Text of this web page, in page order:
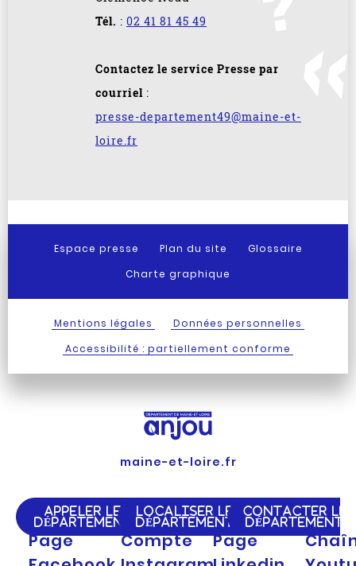
Tél. : 02 41 81 45 49
Contactez le service Presse par
courriel :
presse-departement49@maine-et-
loire.fr
Espace presse Plan du site
Glossaire
Charte graphique
Mentions légales
Données personnelles
Accessibilité : partiellement conforme
maine-et-loire.fr
APPELER LE
DÉPARTEMENT
LOCALISER LE
DÉPARTEMENT
CONTACTER LE
DÉPARTEMENT
Page
Compte
Page